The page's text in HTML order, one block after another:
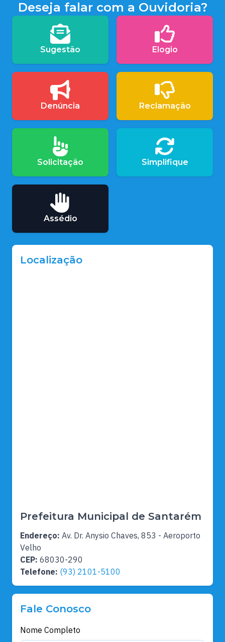
Deseja falar com a Ouvidoria?
Sugestão Elogio
Denúncia Reclamação
Solicitação Simplifique
Assédio
Localização
Prefeitura Municipal de Santarém
Endereço: Av. Dr. Anysio Chaves, 853 - Aeroporto
Velho
CEP: 68030-290
Telefone: (93) 2101-5100
Fale Conosco
Nome Completo